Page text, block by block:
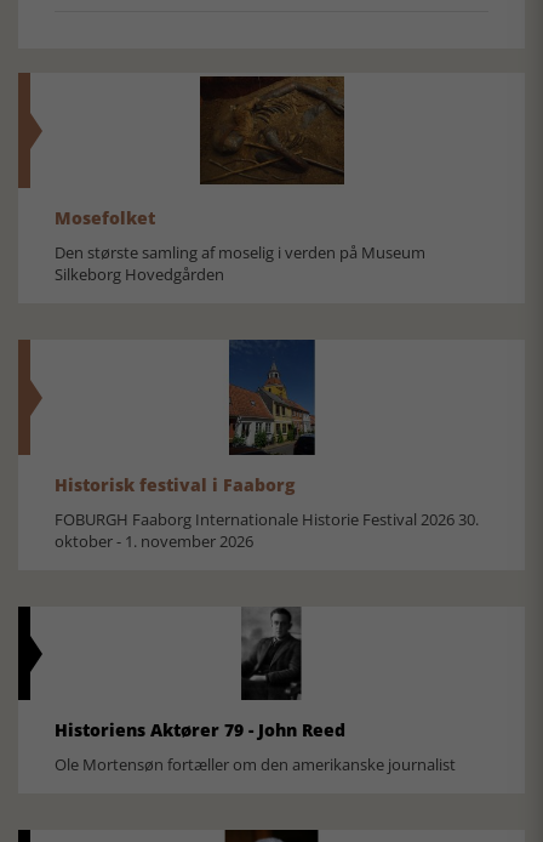
Mosefolket
Den største samling af moselig i verden på Museum
Silkeborg Hovedgården
Historisk festival i Faaborg
FOBURGH Faaborg Internationale Historie Festival 2026 30.
oktober - 1. november 2026
Historiens Aktører 79 - John Reed
Ole Mortensøn fortæller om den amerikanske journalist